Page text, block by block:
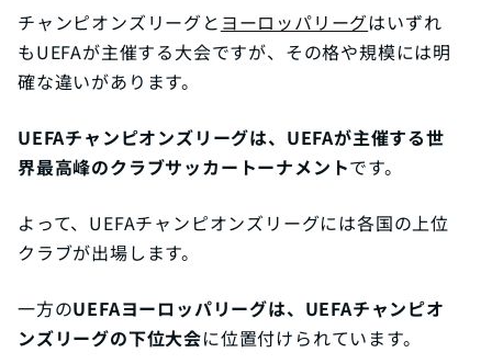
チャンピオンズリーグと ヨーロッパリーグはいずれ
もUEFAが主催する大会ですが、その格や規模には明
確な違いがあります。
UEFAチャンピオンズリーグは、UEFAが主催する世
界最高峰のクラブサッカートーナメントです。
よって、UEFAチャンピオンズリーグには各国の上位
クラブが出場します。
一方のUEFAヨーロッパリーグは、UEFAチャンピオ
ンズリーグの下位大会に位置付けられています。